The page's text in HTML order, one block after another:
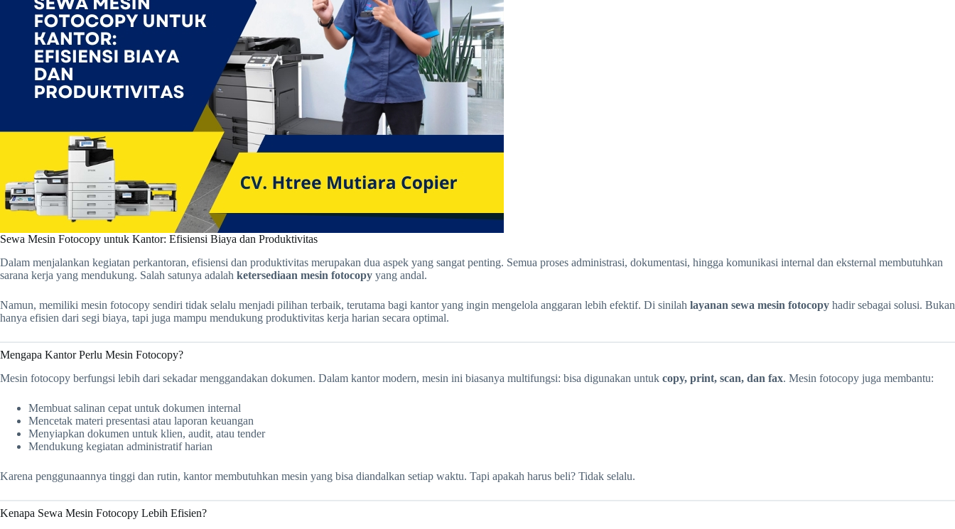
Sewa Mesin Fotocopy untuk Kantor: Efisiensi Biaya dan Produktivitas
Dalam menjalankan kegiatan perkantoran, efisiensi dan produktivitas merupakan dua aspek yang sangat penting. Semua proses administrasi, dokumentasi, hingga komunikasi internal dan eksternal membutuhkan
sarana kerja yang mendukung. Salah satunya adalah ketersediaan mesin fotocopy yang andal.
Namun, memiliki mesin fotocopy sendiri tidak selalu menjadi pilihan terbaik, terutama bagi kantor yang ingin mengelola anggaran lebih efektif. Di sinilah layanan sewa mesin fotocopy hadir sebagai solusi. Bukan
hanya efisien dari segi biaya, tapi juga mampu mendukung produktivitas kerja harian secara optimal.
Mengapa Kantor Perlu Mesin Fotocopy?
Mesin fotocopy berfungsi lebih dari sekadar menggandakan dokumen. Dalam kantor modern, mesin ini biasanya multifungsi: bisa digunakan untuk copy, print, scan, dan fax. Mesin fotocopy juga membantu:
Membuat salinan cepat untuk dokumen internal
Mencetak materi presentasi atau laporan keuangan
Menyiapkan dokumen untuk klien, audit, atau tender
Mendukung kegiatan administratif harian
Karena penggunaannya tinggi dan rutin, kantor membutuhkan mesin yang bisa diandalkan setiap waktu. Tapi apakah harus beli? Tidak selalu.
Kenapa Sewa Mesin Fotocopy Lebih Efisien?